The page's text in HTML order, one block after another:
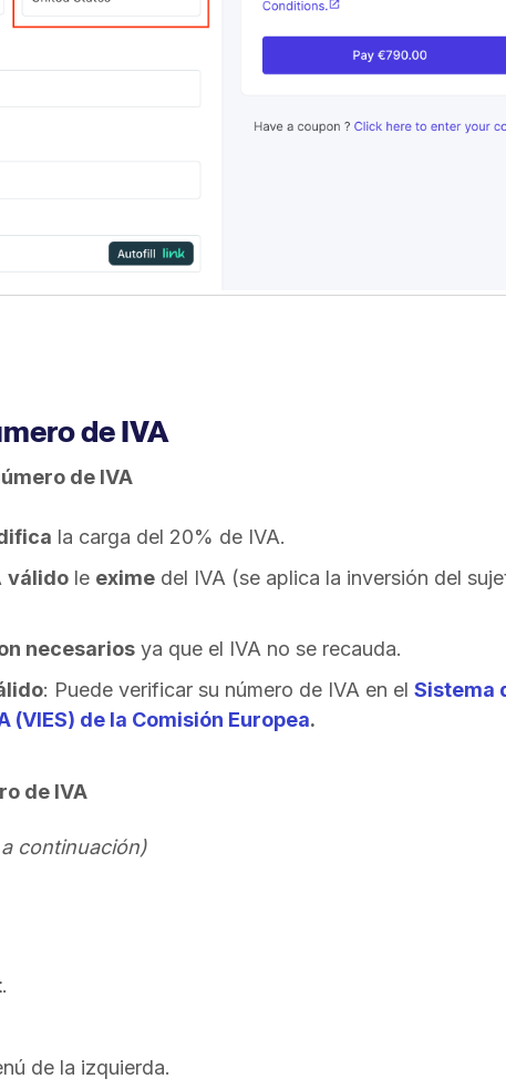
de IVA
de IVA
la carga del 20% de IVA.
válido le exime del IVA (se aplica la inversión del
necesarios ya que el IVA no se recauda.
: Puede verificar su número de IVA en el Sistema
de la Comisión Europea.
de IVA
continuación)
.
de la izquierda.